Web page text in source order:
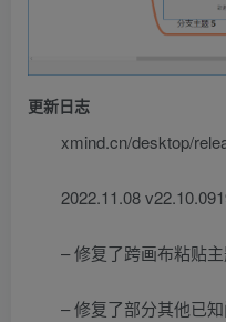
更新日志
xmind.cn/desktop/
2022.11.08
– 修复了跨画布粘贴主
– 修复了部分其他已知